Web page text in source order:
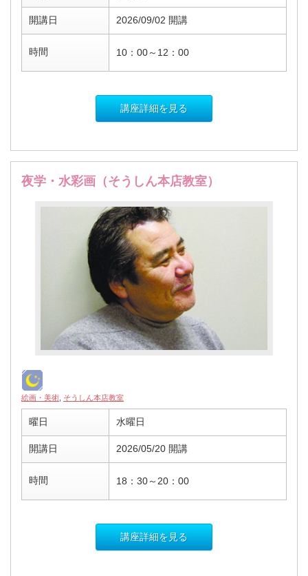
開講日 2026/09/02 開講
時間 10：00～12：00
講座詳細を見る
夜学・水彩画（そうしん本店教室）
絵画・美術 そうしん本店教室
曜日 水曜日
開講日 2026/05/20 開講
時間 18：30～20：00
講座詳細を見る